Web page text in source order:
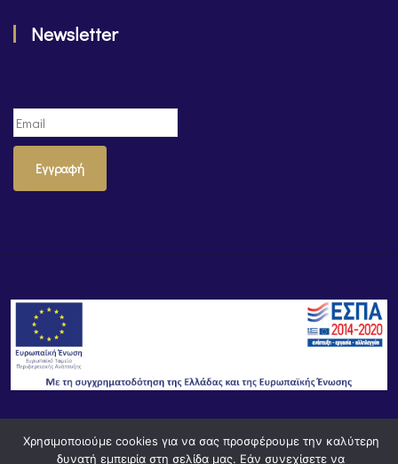
Newsletter
Εγγραφή
© Powered byKnowledge AE
Χρησιμοποιούμε cookies για να σας προσφέρουμε την καλύτερη
δυνατή εμπειρία στη σελίδα μας. Εάν συνεχίσετε να